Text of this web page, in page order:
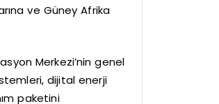
ve Güney Afrika
Merkezi’nin genel
dijital enerji
paketini